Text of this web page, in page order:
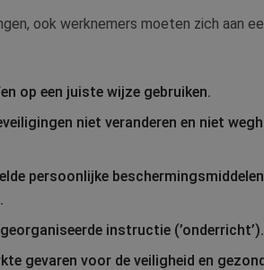
ook werknemers moeten zich aan
op een juiste wijze gebruiken.
niet veranderen en niet
persoonlijke
instructie (’onderricht’).
gevaren voor de veiligheid en